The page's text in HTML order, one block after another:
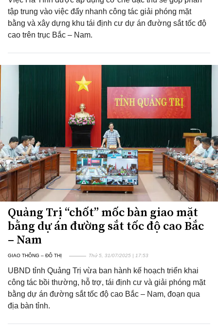
tập trung vào việc đẩy nhanh công tác giải phóng mặt
bằng và xây dựng khu tái định cư dự án đường sắt tốc độ
cao trên trục Bắc – Nam.
Quảng Trị “chốt” mốc bàn giao mặt
bằng dự án đường sắt tốc độ cao Bắc
– Nam
GIAO THÔNG – ĐÔ THỊ Thứ 5, 31/07/2025 | 17:53
UBND tỉnh Quảng Trị vừa ban hành kế hoạch triển khai
công tác bồi thường, hỗ trợ, tái định cư và giải phóng mặt
bằng dự án đường sắt tốc độ cao Bắc – Nam, đoạn qua
địa bàn tỉnh.